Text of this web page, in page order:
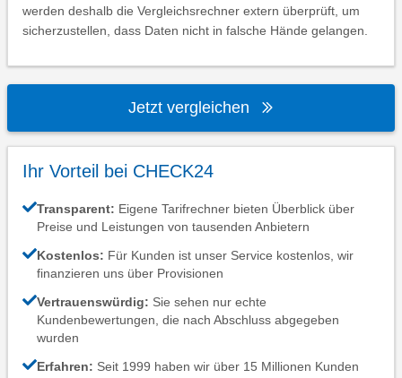
werden deshalb die Vergleichsrechner extern überprüft, um
sicherzustellen, dass Daten nicht in falsche Hände gelangen.
Jetzt vergleichen
Ihr Vorteil bei CHECK24
Transparent: Eigene Tarifrechner bieten Überblick über
Preise und Leistungen von tausenden Anbietern
Kostenlos: Für Kunden ist unser Service kostenlos, wir
finanzieren uns über Provisionen
Vertrauenswürdig: Sie sehen nur echte
Kundenbewertungen, die nach Abschluss abgegeben
wurden
Erfahren: Seit 1999 haben wir über 15 Millionen Kunden